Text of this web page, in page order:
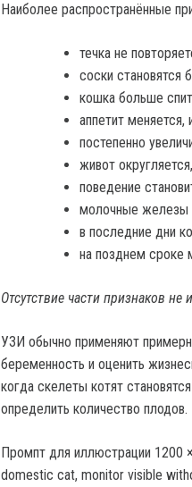
Наиболее распространённые
течка не
соски становятся
кошка больше
аппетит меняется,
постепенно
живот
поведение
молочные железы
в последние дни
на позднем сроке
Отсутствие части признаков
УЗИ обычно применяют
беременность и оценить
когда скелеты котят
определить количество плодов.
Промпт для иллюстрации 1200
domestic cat, monitor visible